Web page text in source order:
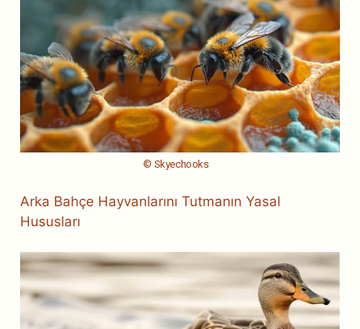
© Skyechooks
Arka Bahçe Hayvanlarını Tutmanın Yasal
Hususları